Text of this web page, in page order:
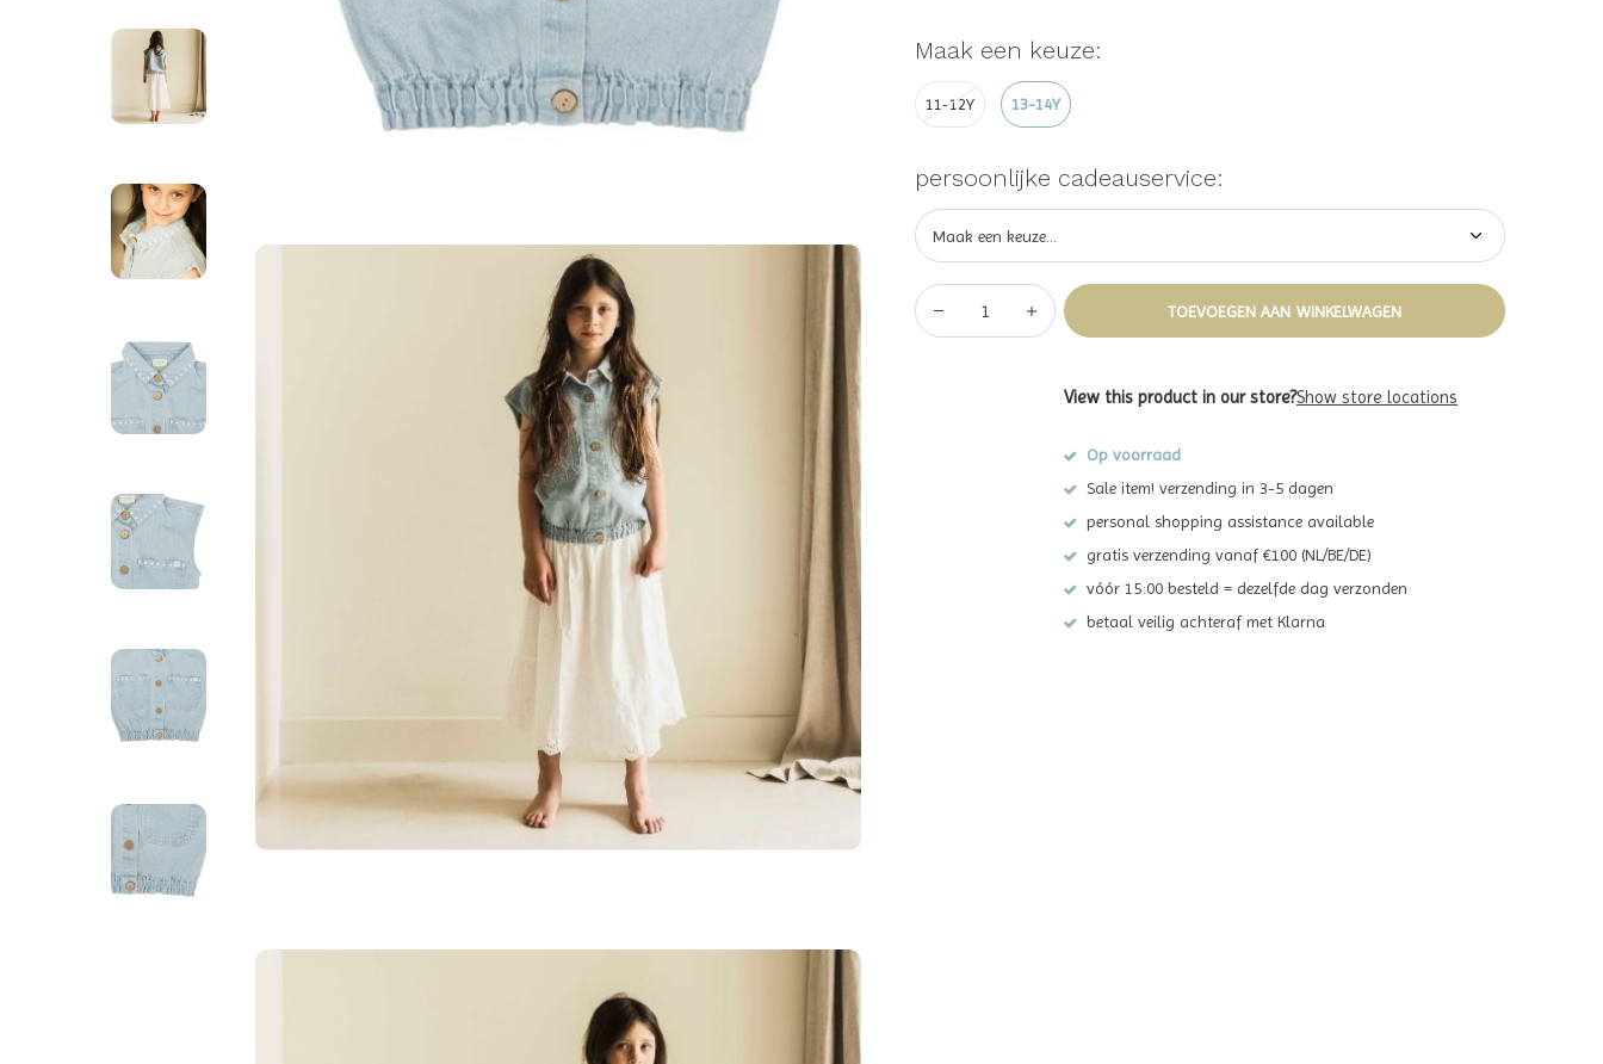
Maak een keuze:
11-12Y 13-14Y
persoonlijke cadeauservice:
TOEVOEGEN AAN WINKELWAGEN
View this product in our store?Show store locations
Op voorraad
Sale item! verzending in 3-5 dagen
personal shopping assistance available
gratis verzending vanaf €100 (NL/BE/DE)
vóór 15:00 besteld = dezelfde dag verzonden
betaal veilig achteraf met Klarna